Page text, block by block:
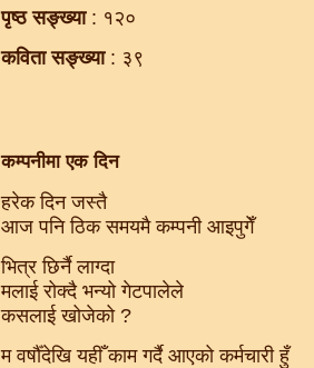
पृष्ठ सङ्ख्या: १२०
कविता सङ्ख्या: ३९
कम्पनीमा एक दिन
हरेक दिन जस्तै
आज पनि ठिक समयमै कम्पनी आइपुगेँ
भित्र छिर्नै लाग्दा
मलाई रोक्दै भन्यो गेटपालेले
कसलाई खोजेको ?
म वर्षौँदेखि यहीँ काम गर्दै आएको कर्मचारी हुँ